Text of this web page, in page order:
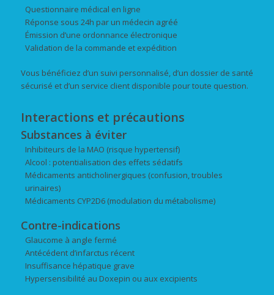
Questionnaire médical en ligne
Réponse sous 24h par un médecin agréé
Émission d’une ordonnance électronique
Validation de la commande et expédition
Vous bénéficiez d’un suivi personnalisé, d’un dossier de santé
sécurisé et d’un service client disponible pour toute question.
Interactions et précautions
Substances à éviter
Inhibiteurs de la MAO (risque hypertensif)
Alcool : potentialisation des effets sédatifs
Médicaments anticholinergiques (confusion, troubles
urinaires)
Médicaments CYP2D6 (modulation du métabolisme)
Contre-indications
Glaucome à angle fermé
Antécédent d’infarctus récent
Insuffisance hépatique grave
Hypersensibilité au Doxepin ou aux excipients